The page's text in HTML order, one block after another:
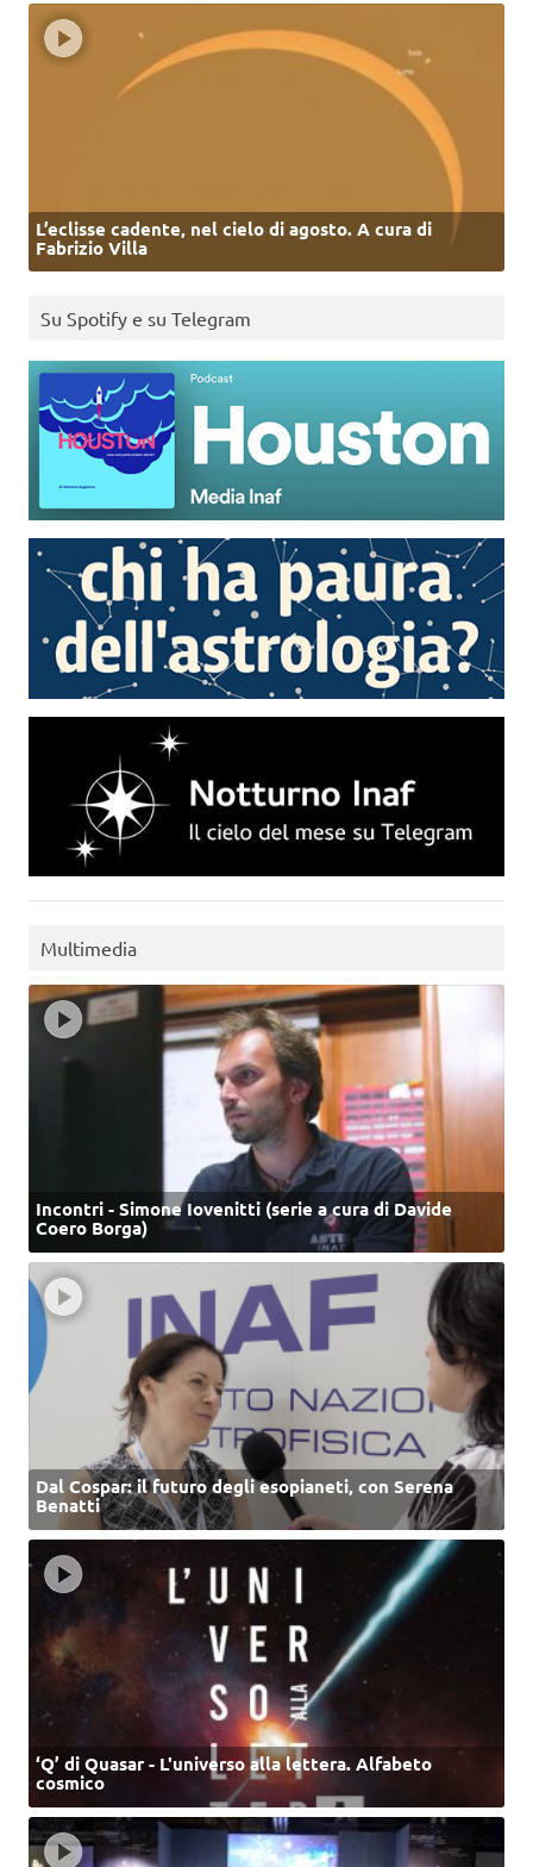
L’eclisse cadente, nel cielo di agosto. A cura di
Fabrizio Villa
Su Spotify e su Telegram
Multimedia
Incontri - Simone Iovenitti (serie a cura di Davide
Coero Borga)
Dal Cospar: il futuro degli esopianeti, con Serena
Benatti
‘Q’ di Quasar - L'universo alla lettera. Alfabeto
cosmico